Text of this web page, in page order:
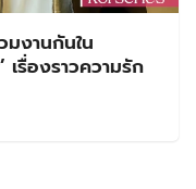
งานกันใน
รื่องราวความรัก